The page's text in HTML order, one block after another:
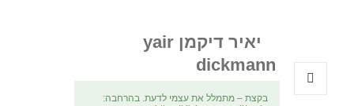
יאיר דיקמן yair
dickmann
בקצת – מתמלל את עצמי לדעת. בהרחבה: